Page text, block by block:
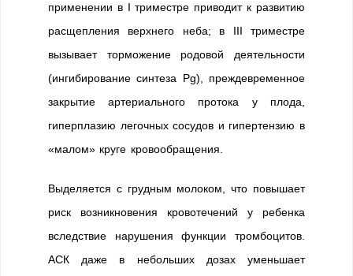
применении в I триместре приводит к развитию
расщепления верхнего неба; в III триместре
вызывает торможение родовой деятельности
(ингибирование синтеза Pg), преждевременное
закрытие артериального протока у плода,
гиперплазию легочных сосудов и гипертензию в
«малом» круге кровообращения.
Выделяется с грудным молоком, что повышает
риск возникновения кровотечений у ребенка
вследствие нарушения функции тромбоцитов.
АСК даже в небольших дозах уменьшает